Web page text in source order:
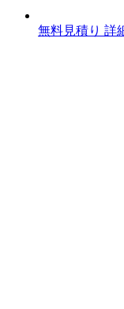
無料見積り 詳